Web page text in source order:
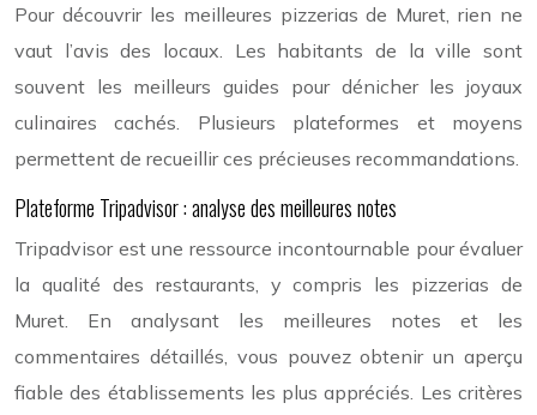
Pour découvrir les meilleures pizzerias de Muret, rien ne
vaut l’avis des locaux. Les habitants de la ville sont
souvent les meilleurs guides pour dénicher les joyaux
culinaires cachés. Plusieurs plateformes et moyens
permettent de recueillir ces précieuses recommandations.
Plateforme Tripadvisor : analyse des meilleures notes
Tripadvisor est une ressource incontournable pour évaluer
la qualité des restaurants, y compris les pizzerias de
Muret. En analysant les meilleures notes et les
commentaires détaillés, vous pouvez obtenir un aperçu
fiable des établissements les plus appréciés. Les critères